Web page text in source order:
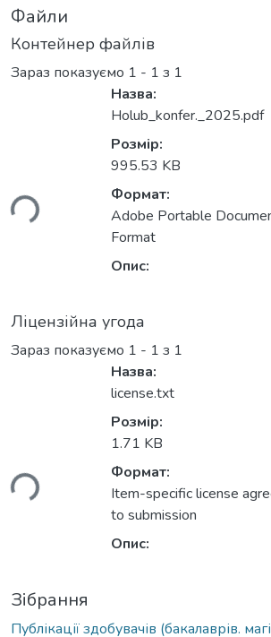
Файли
Контейнер файлів
Зараз показуємо 1 - 1 з 1
Назва:
Holub_konfer._2025.pdf
Розмір:
995.53 KB
Формат:
Adobe Portable
Format
Опис:
Ліцензійна угода
Зараз показуємо 1 - 1 з 1
Назва:
license.txt
Розмір:
1.71 KB
Формат:
Item-specific license
to submission
Опис:
Зібрання
Публікації здобувачів (бакалаврів.